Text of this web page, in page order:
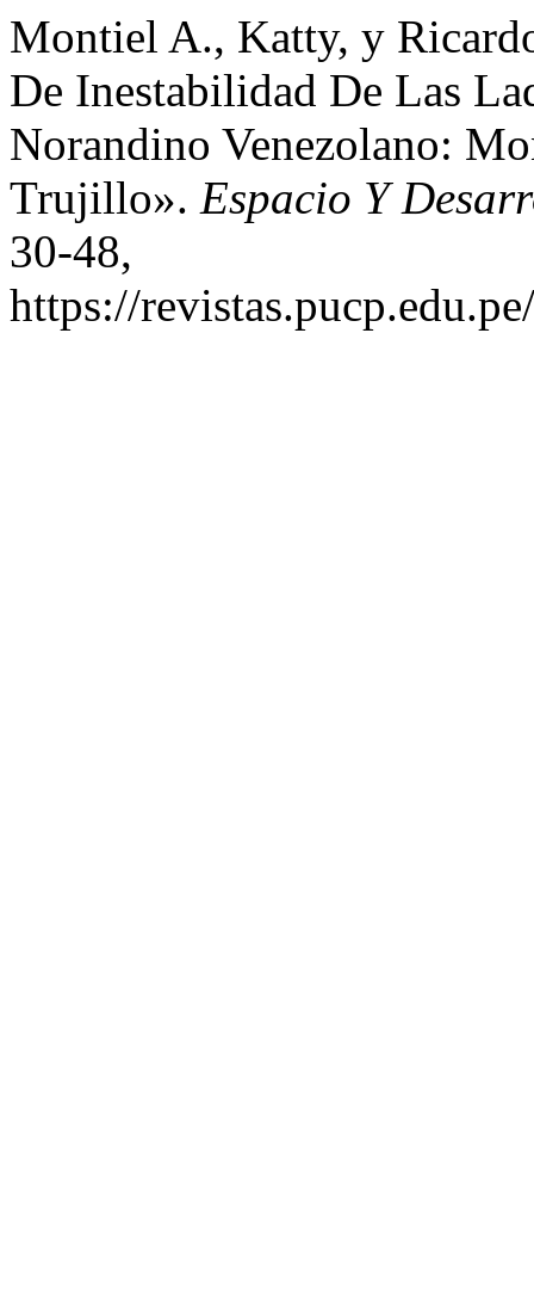
Montiel A., Katty, y
De Inestabilidad De Las
Norandino Venezolano:
Trujillo». Espacio Y
30-48,
https://